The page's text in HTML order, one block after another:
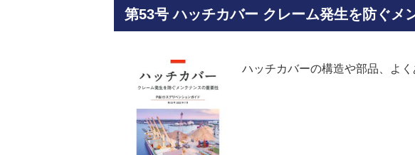
第53号 ハッチカバー クレーム発生を防ぐメ
ハッチカバーの構造や部品、よ